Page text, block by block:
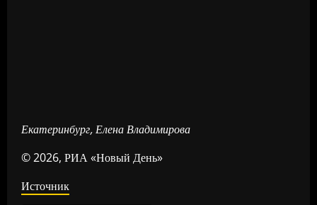
Екатеринбург, Елена Владимирова
© 2026, РИА «Новый День»
Источник